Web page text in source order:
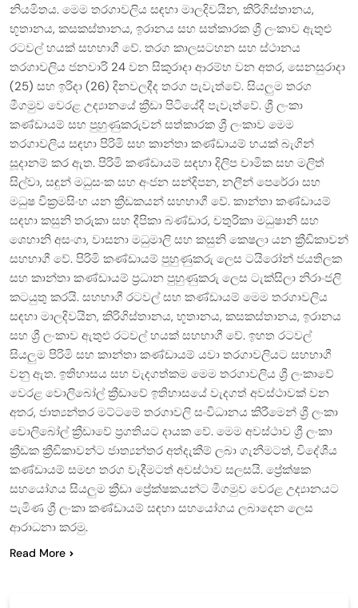
නියමිතය. මෙම තරගාවලිය සඳහා මාලදිවයින, කිරිගිස්තානය,
භූතානය, කසකස්තානය, ඉරානය සහ සත්කාරක ශ්‍රී ලංකාව ඇතුළු
රටවල් හයක් සහභාගී වේ. තරග කාලසටහන සහ ස්ථානය
තරගාවලිය ජනවාරි 24 වන සිකුරාදා ආරම්භ වන අතර, සෙනසුරාදා
(25) සහ ඉරිදා (26) දිනවලදීද තරග පැවැත්වේ. සියලුම තරග
මීගමුව වෙරළ උද්‍යානයේ ක්‍රීඩා පිටියේදී පැවැත්වේ. ශ්‍රී ලංකා
කණ්ඩායම් සහ පුහුණුකරුවන් සත්කාරක ශ්‍රී ලංකාව මෙම
තරගාවලිය සඳහා පිරිමි සහ කාන්තා කණ්ඩායම් හයක් බැගින්
සූදානම් කර ඇත. පිරිමි කණ්ඩායම් සඳහා දිලිප චාමික සහ මලිත්
සිල්වා, සඳුන් මධුසංක සහ අංජන සන්දිපන, නලීන් පෙරේරා සහ
මධුෂ වික්‍රමසිංහ යන ක්‍රීඩකයන් සහභාගී වේ. කාන්තා කණ්ඩායම්
සඳහා කසුනි තරුකා සහ දීපිකා බණ්ඩාර, චතුරිකා මධුෂානි සහ
ශෙහානි අසංගා, වාසනා මධුමාලි සහ කසුනි කෙෂලා යන ක්‍රීඩිකාවන්
සහභාගී වේ. පිරිමි කණ්ඩායම් පුහුණුකරු ලෙස ටයිරෝන් ජයතිලක
සහ කාන්තා කණ්ඩායම් ප්‍රධාන පුහුණුකරු ලෙස ටැක්සිලා නිරාංජලි
කටයුතු කරයි. සහභාගී රටවල් සහ කණ්ඩායම් මෙම තරගාවලිය
සඳහා මාලදිවයින, කිරිගිස්තානය, භූතානය, කසකස්තානය, ඉරානය
සහ ශ්‍රී ලංකාව ඇතුළු රටවල් හයක් සහභාගී වේ. ඉහත රටවල්
සියලුම පිරිමි සහ කාන්තා කණ්ඩායම් යවා තරගාවලියට සහභාගී
වනු ඇත. ඉතිහාසය සහ වැදගත්කම මෙම තරගාවලිය ශ්‍රී ලංකාවේ
වෙරළ වොලිබෝල් ක්‍රීඩාවේ ඉතිහාසයේ වැදගත් අවස්ථාවක් වන
අතර, ජාත්‍යන්තර මට්ටමේ තරගාවලි සංවිධානය කිරීමෙන් ශ්‍රී ලංකා
වොලිබෝල් ක්‍රීඩාවේ ප්‍රගතියට දායක වේ. මෙම අවස්ථාව ශ්‍රී ලංකා
ක්‍රීඩක ක්‍රීඩිකාවන්ට ජාත්‍යන්තර අත්දැකීම් ලබා ගැනීමටත්, විදේශීය
කණ්ඩායම් සමඟ තරග වැදීමටත් අවස්ථාව සලසයි. ප්‍රේක්ෂක
සහයෝගය සියලුම ක්‍රීඩා ප්‍රේක්ෂකයන්ට මීගමුව වෙරළ උද්‍යානයට
පැමිණ ශ්‍රී ලංකා කණ්ඩායම් සඳහා සහයෝගය ලබාදෙන ලෙස
ආරාධනා කරමු.
Read More